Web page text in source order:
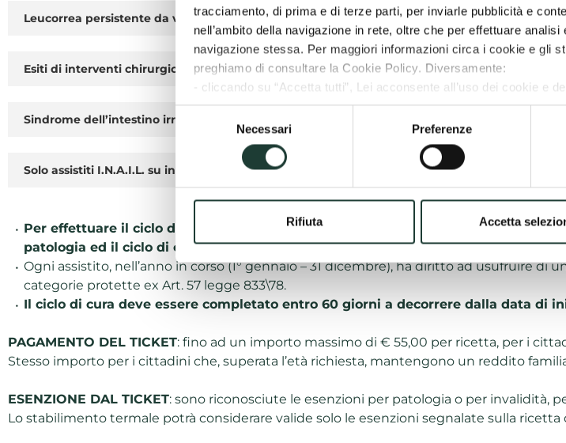
tracciamento, di prima e di terze parti, per inviarle pubblicità e
nell’ambito della navigazione in rete, oltre che per effettuare
navigazione stessa. Per maggiori informazioni circa i cookie e gli
preghiamo di consultare la Cookie Policy. Diversamente:
- cliccando su “Accetta tutti”, Lei acconsente all’uso dei cookie e
- cliccando su “Accetta selezionati”, Lei acconsente all’uso dei
- cliccando sulla “Rifiuta”, verranno installati solo i cookie tecnici
Necessari Preferenze
Rifiuta Accetta
Leucorrea persistente da vaginiti croniche aspecifiche o distrofiche
Esiti di interventi chirurgici dell'apparato genitale
Sindrome dell’intestino irritabile nella varietà con stipsi
Solo assistiti I.N.A.I.L. su indicazione del medico dell’Istituto
Per effettuare il ciclo di cura in convenzione con il S.S.N., occorre farsi
patologia ed il ciclo di cura termale consigliato.
Ogni assistito, nell’anno in corso (1° gennaio – 31 dicembre), ha diritto ad usufruire di
categorie protette ex Art. 57 legge 833\78.
Il ciclo di cura deve essere completato entro 60 giorni a decorrere dalla data di
PAGAMENTO DEL TICKET: fino ad un importo massimo di € 55,00 per ricetta, per i
Stesso importo per i cittadini che, superata l’età richiesta, mantengono un reddito
ESENZIONE DAL TICKET: sono riconosciute le esenzioni per patologia o per invalidità,
Lo stabilimento termale potrà considerare valide solo le esenzioni segnalate sulla